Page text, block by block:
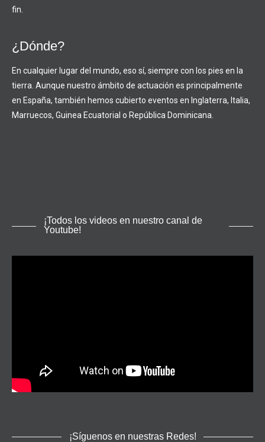
fin.
¿Dónde?
En cualquier lugar del mundo, eso sí, siempre con los pies en la
tierra. Aunque nuestro ámbito de actuación es principalmente
en España, también hemos cubierto eventos en Inglaterra, Italia,
Marruecos, Guinea Ecuatorial o República Dominicana.
¡Todos los videos en nuestro canal de
Youtube!
¡Síguenos en nuestras Redes!